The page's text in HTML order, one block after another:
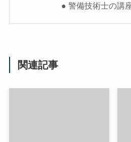
● 警備技術士の講
関連記事